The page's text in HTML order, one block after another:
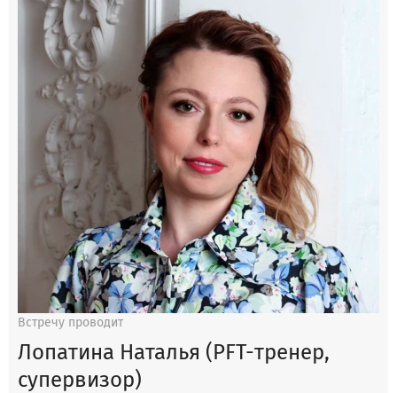
Встречу проводит
Лопатина Наталья (PFT-тренер,
супервизор)